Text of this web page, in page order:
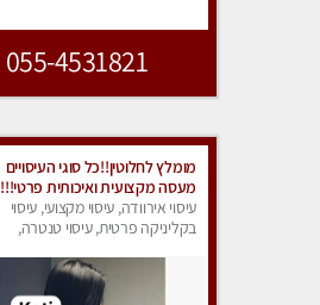
055-4531821
מומלץ לחלוטין!!כל סוגי העיסויים
מעסה מקצועית ואיכותית פרטי!!!
בקריות
עיסוי אירוודה, עיסוי מקצועי, עיסוי
בקליניקה פרטית, עיסוי טנטרה,